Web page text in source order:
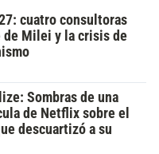
cuatro consultoras
Milei y la crisis de
Sombras de una
de Netflix sobre el
descuartizó a su